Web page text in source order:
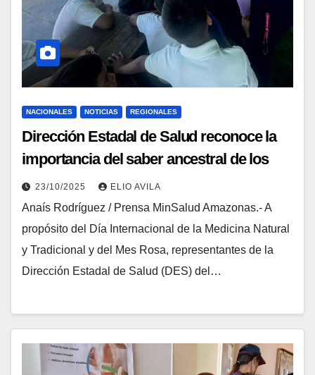
NACIONALES NOTICIAS REGIONALES
Dirección Estadal de Salud reconoce la
importancia del saber ancestral de los
Pueblos Indígenas
23/10/2025 ELIO AVILA
Anaís Rodríguez / Prensa MinSalud Amazonas.- A
propósito del Día Internacional de la Medicina Natural
y Tradicional y del Mes Rosa, representantes de la
Dirección Estadal de Salud (DES) del…